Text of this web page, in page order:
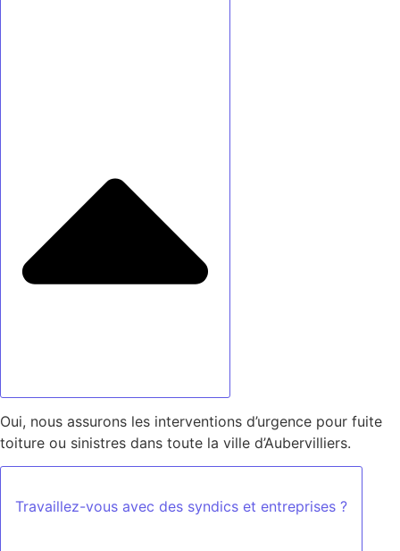
Oui, nous assurons les interventions d’urgence pour fuite
toiture ou sinistres dans toute la ville d’Aubervilliers.
Travaillez-vous avec des syndics et entreprises ?